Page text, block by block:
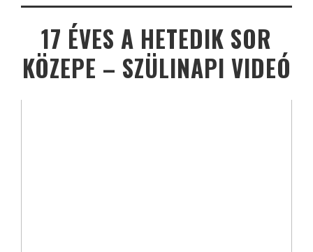
17 ÉVES A HETEDIK SOR
KÖZEPE – SZÜLINAPI VIDEÓ